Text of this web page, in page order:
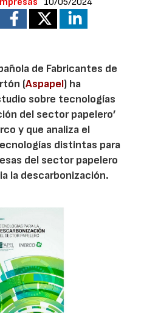
de Fabricantes de
(Aspapel) ha
sobre tecnologías
del sector papelero’
y que analiza el
distintas para
del sector papelero
la descarbonización.